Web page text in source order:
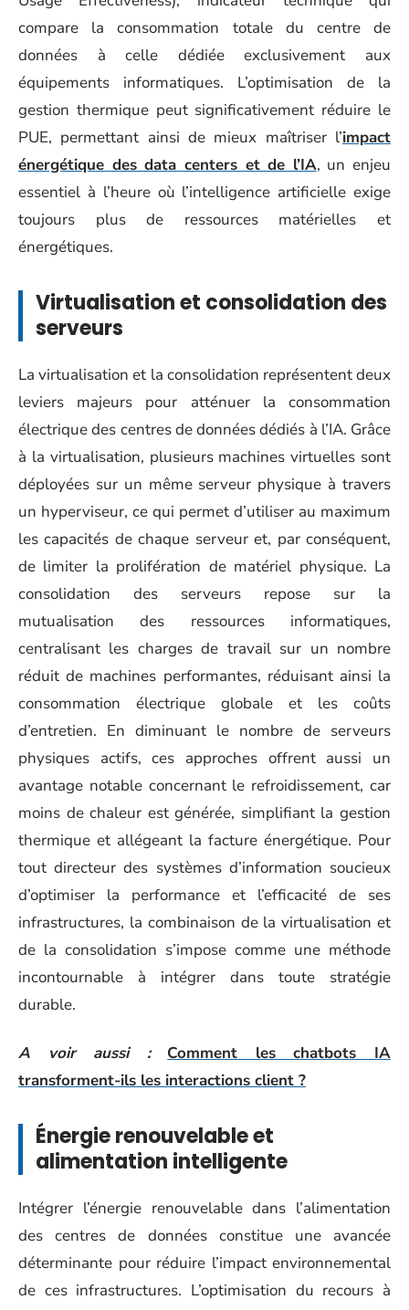
compare la consommation totale du centre de
données à celle dédiée exclusivement aux
équipements informatiques. L’optimisation de la
gestion thermique peut significativement réduire le
PUE, permettant ainsi de mieux maîtriser l’impact
énergétique des data centers et de l’IA, un enjeu
essentiel à l’heure où l’intelligence artificielle exige
toujours plus de ressources matérielles et
énergétiques.
Virtualisation et consolidation des
serveurs
La virtualisation et la consolidation représentent deux
leviers majeurs pour atténuer la consommation
électrique des centres de données dédiés à l’IA. Grâce
à la virtualisation, plusieurs machines virtuelles sont
déployées sur un même serveur physique à travers
un hyperviseur, ce qui permet d’utiliser au maximum
les capacités de chaque serveur et, par conséquent,
de limiter la prolifération de matériel physique. La
consolidation des serveurs repose sur la
mutualisation des ressources informatiques,
centralisant les charges de travail sur un nombre
réduit de machines performantes, réduisant ainsi la
consommation électrique globale et les coûts
d’entretien. En diminuant le nombre de serveurs
physiques actifs, ces approches offrent aussi un
avantage notable concernant le refroidissement, car
moins de chaleur est générée, simplifiant la gestion
thermique et allégeant la facture énergétique. Pour
tout directeur des systèmes d’information soucieux
d’optimiser la performance et l’efficacité de ses
infrastructures, la combinaison de la virtualisation et
de la consolidation s’impose comme une méthode
incontournable à intégrer dans toute stratégie
durable.
A voir aussi :
Comment les chatbots IA
transforment-ils les interactions client ?
Énergie renouvelable et
alimentation intelligente
Intégrer l’énergie renouvelable dans l’alimentation
des centres de données constitue une avancée
déterminante pour réduire l’impact environnemental
de ces infrastructures. L’optimisation du recours à